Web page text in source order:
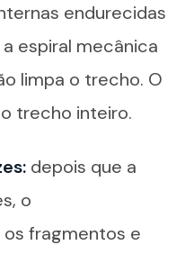
endurecidas
espiral mecânica
limpa o trecho. O
trecho inteiro.
depois que a
o
fragmentos e